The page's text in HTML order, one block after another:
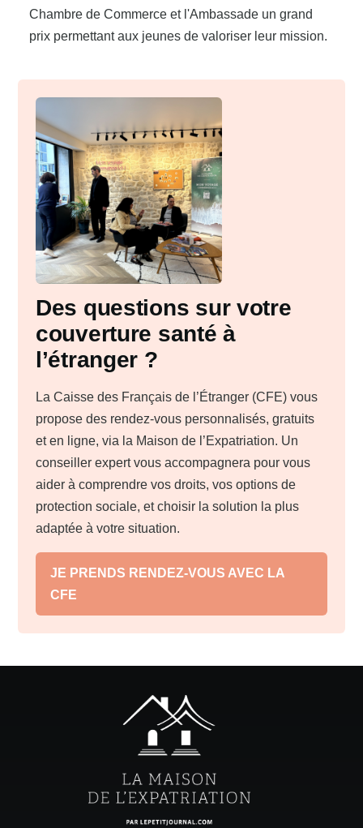
Chambre de Commerce et l'Ambassade un grand
prix permettant aux jeunes de valoriser leur mission.
Des questions sur votre
couverture santé à
l’étranger ?
La Caisse des Français de l’Étranger (CFE) vous
propose des rendez-vous personnalisés, gratuits
et en ligne, via la Maison de l’Expatriation. Un
conseiller expert vous accompagnera pour vous
aider à comprendre vos droits, vos options de
protection sociale, et choisir la solution la plus
adaptée à votre situation.
JE PRENDS RENDEZ-VOUS AVEC LA
CFE